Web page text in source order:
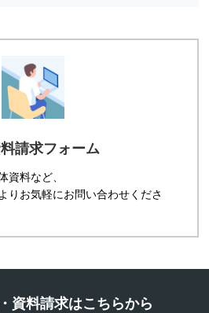
請求フォーム
資料など、
よりお気軽にお問い合わせくださ
資料請求はこちらから